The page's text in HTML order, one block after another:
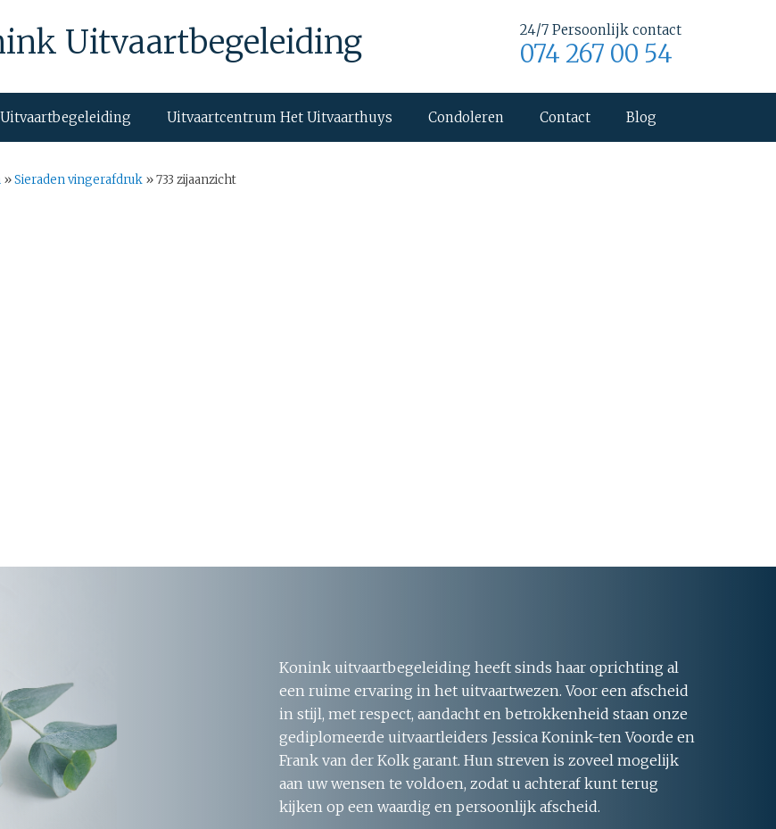
Uitvaartbegeleiding 24/7 Persoonlijk contact
074 267 00 54
Uitvaartbegeleiding Uitvaartcentrum Het Uitvaarthuys Condoleren Contact Blog
»Sieraden vingerafdruk »733 zijaanzicht
Konink uitvaartbegeleiding heeft sinds haar oprichting al
een ruime ervaring in het uitvaartwezen. Voor een afscheid
in stijl, met respect, aandacht en betrokkenheid staan onze
gediplomeerde uitvaartleiders Jessica Konink-ten Voorde en
Frank van der Kolk garant. Hun streven is zoveel mogelijk
aan uw wensen te voldoen, zodat u achteraf kunt terug
kijken op een waardig en persoonlijk afscheid.